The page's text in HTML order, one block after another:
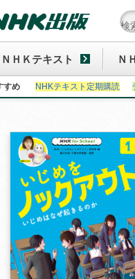
ＮＨＫテキスト Ｎ
すめ NHKテキスト定期購読